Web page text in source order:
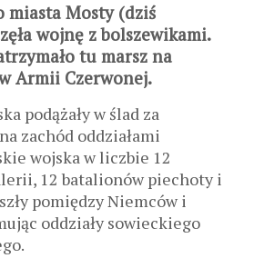
miasta Mosty (dziś
wojnę z bolszewikami.
tu marsz na
Armii Czerwonej.
podążały w ślad za
zachód oddziałami
wojska w liczbie 12
12 batalionów piechoty i
pomiędzy Niemców i
oddziały sowieckiego